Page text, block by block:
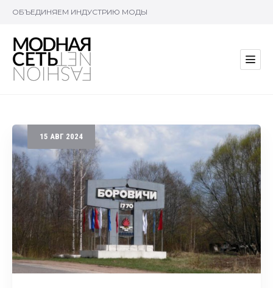
ОБЪЕДИНЯЕМ ИНДУСТРИЮ МОДЫ
15 АВГ 2024